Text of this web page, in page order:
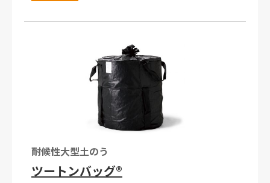
耐候性大型土のう
ツートンバッグ®